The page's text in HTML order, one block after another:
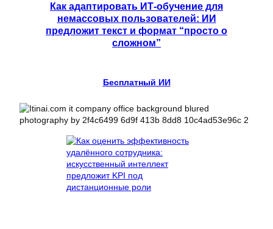
Как адаптировать ИТ-обучение для
немассовых пользователей: ИИ
предложит текст и формат “просто о
сложном”
Бесплатный ИИ